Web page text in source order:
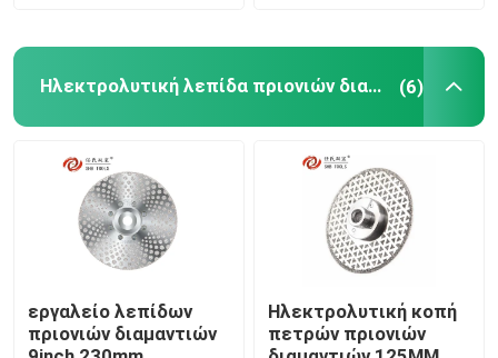
Ηλεκτρολυτική λεπίδα πριονιών διαμαντιών (6)
εργαλείο λεπίδων
πριονιών διαμαντιών
Ηλεκτρολυτική κοπή
πετρών πριονιών